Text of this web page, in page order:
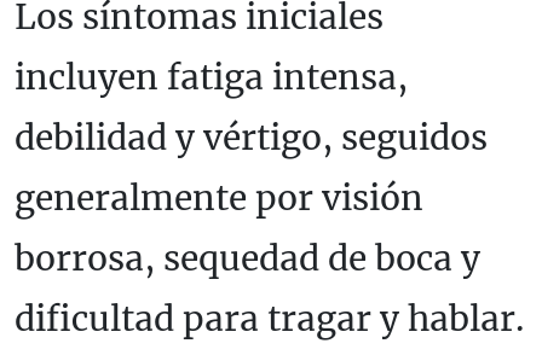
Los síntomas iniciales
incluyen fatiga intensa,
debilidad y vértigo, seguidos
generalmente por visión
borrosa, sequedad de boca y
dificultad para tragar y hablar.